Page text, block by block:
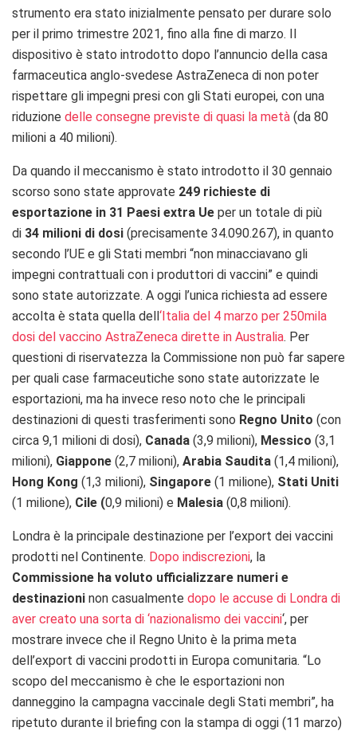
strumento era stato inizialmente pensato per durare solo
per il primo trimestre 2021, fino alla fine di marzo. Il
dispositivo è stato introdotto dopo l’annuncio della casa
farmaceutica anglo-svedese AstraZeneca di non poter
rispettare gli impegni presi con gli Stati europei, con una
riduzione delle consegne previste di quasi la metà (da 80
milioni a 40 milioni).
Da quando il meccanismo è stato introdotto il 30 gennaio
scorso sono state approvate 249 richieste di
esportazione in 31 Paesi extra Ue per un totale di più
di 34 milioni di dosi (precisamente 34.090.267), in quanto
secondo l’UE e gli Stati membri “non minacciavano gli
impegni contrattuali con i produttori di vaccini” e quindi
sono state autorizzate. A oggi l’unica richiesta ad essere
accolta è stata quella dell ‘Italia del 4 marzo per 250mila
dosi del vaccino AstraZeneca dirette in Australia. Per
questioni di riservatezza la Commissione non può far sapere
per quali case farmaceutiche sono state autorizzate le
esportazioni, ma ha invece reso noto che le principali
destinazioni di questi trasferimenti sono Regno Unito (con
circa 9,1 milioni di dosi), Canada (3,9 milioni), Messico (3,1
milioni), Giappone (2,7 milioni), Arabia Saudita (1,4 milioni),
Hong Kong (1,3 milioni), Singapore (1 milione), Stati Uniti
(1 milione), Cile (0,9 milioni) e Malesia (0,8 milioni).
Londra è la principale destinazione per l’export dei vaccini
prodotti nel Continente. Dopo indiscrezioni, la
Commissione ha voluto ufficializzare numeri e
destinazioni non casualmente dopo le accuse di Londra di
aver creato una sorta di ‘nazionalismo dei vaccini‘, per
mostrare invece che il Regno Unito è la prima meta
dell’export di vaccini prodotti in Europa comunitaria. “Lo
scopo del meccanismo è che le esportazioni non
danneggino la campagna vaccinale degli Stati membri”, ha
ripetuto durante il briefing con la stampa di oggi (11 marzo)